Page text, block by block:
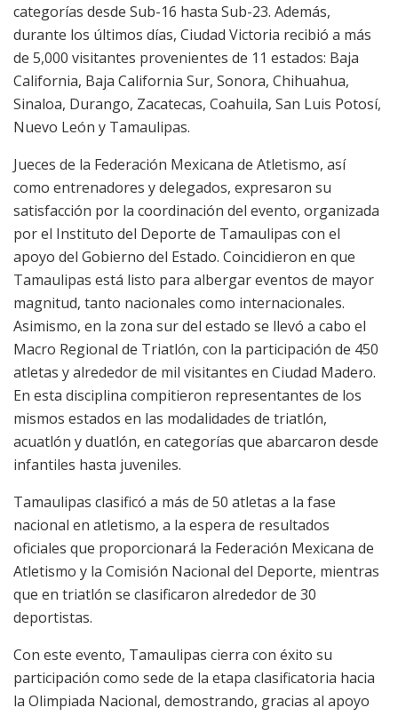
categorías desde Sub-16 hasta Sub-23. Además,
durante los últimos días, Ciudad Victoria recibió a más
de 5,000 visitantes provenientes de 11 estados: Baja
California, Baja California Sur, Sonora, Chihuahua,
Sinaloa, Durango, Zacatecas, Coahuila, San Luis Potosí,
Nuevo León y Tamaulipas.
Jueces de la Federación Mexicana de Atletismo, así
como entrenadores y delegados, expresaron su
satisfacción por la coordinación del evento, organizada
por el Instituto del Deporte de Tamaulipas con el
apoyo del Gobierno del Estado. Coincidieron en que
Tamaulipas está listo para albergar eventos de mayor
magnitud, tanto nacionales como internacionales.
Asimismo, en la zona sur del estado se llevó a cabo el
Macro Regional de Triatlón, con la participación de 450
atletas y alrededor de mil visitantes en Ciudad Madero.
En esta disciplina compitieron representantes de los
mismos estados en las modalidades de triatlón,
acuatlón y duatlón, en categorías que abarcaron desde
infantiles hasta juveniles.
Tamaulipas clasificó a más de 50 atletas a la fase
nacional en atletismo, a la espera de resultados
oficiales que proporcionará la Federación Mexicana de
Atletismo y la Comisión Nacional del Deporte, mientras
que en triatlón se clasificaron alrededor de 30
deportistas.
Con este evento, Tamaulipas cierra con éxito su
participación como sede de la etapa clasificatoria hacia
la Olimpiada Nacional, demostrando, gracias al apoyo